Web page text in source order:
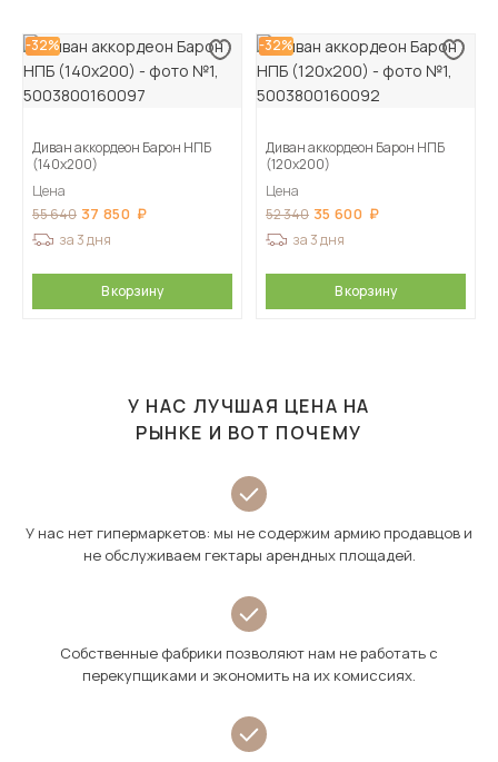
-32%
Диван аккордеон Барон НПБ
(140х200)
Цена
55 640 37 850
за 3 дня
В корзину
-32%
Диван аккордеон Барон НПБ
(120х200)
Цена
52 340 35 600
за 3 дня
В корзину
У НАС ЛУЧШАЯ ЦЕНА НА
РЫНКЕ И ВОТ ПОЧЕМУ
У нас нет гипермаркетов: мы не содержим армию продавцов и
не обслуживаем гектары арендных площадей.
Собственные фабрики позволяют нам не работать с
перекупщиками и экономить на их комиссиях.